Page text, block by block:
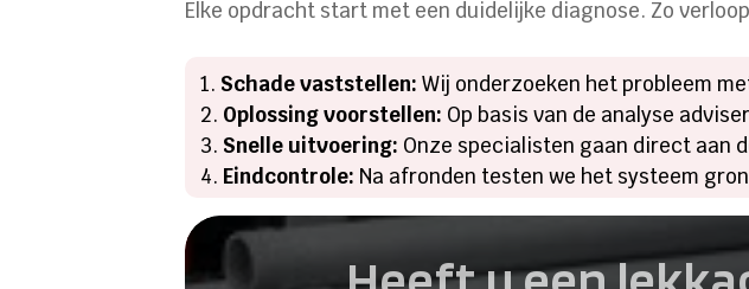
Elke opdracht start met een duidelijke diagnose. Zo
Schade vaststellen: Wij onderzoeken het probleem
Oplossing voorstellen: Op basis van de analyse
Snelle uitvoering: Onze specialisten gaan direct aan
Eindcontrole: Na afronden testen we het systeem